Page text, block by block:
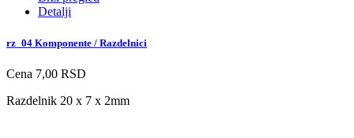
Detalji
rz_04 Komponente / Razdelnici
Cena 7,00 RSD
Razdelnik 20 x 7 x 2mm